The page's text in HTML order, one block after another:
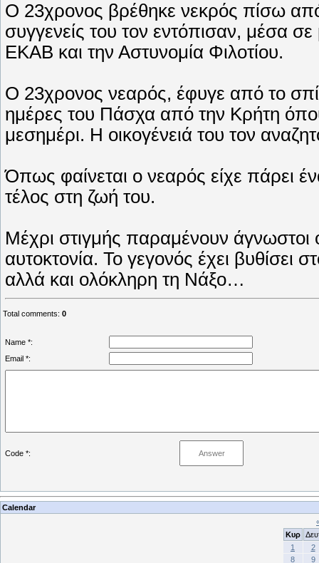
Ο 23χρονος βρέθηκε νεκρός πίσω
συγγενείς του τον εντόπισαν, μέσα
ΕΚΑΒ και την Αστυνομία Φιλοτίου.
Ο 23χρονος νεαρός, έφυγε από το
ημέρες του Πάσχα από την Κρήτη
μεσημέρι. Η οικογένειά του τον
Όπως φαίνεται ο νεαρός είχε πάρει
τέλος στη ζωή του.
Μέχρι στιγμής παραμένουν άγνωστοι
αυτοκτονία. Το γεγονός έχει βυθίσει
αλλά και ολόκληρη τη Νάξο…
Total comments: 0
Name *:
Email *:
Code *:
Calendar
Κυρ
1
2
8
9